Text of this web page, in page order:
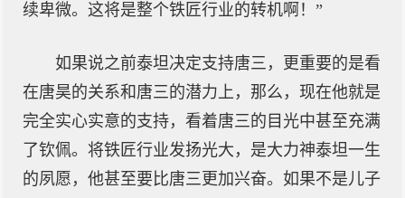
续卑微。这将是整个铁匠行业的转机啊！”
如果说之前泰坦决定支持唐三，更重要的是看
在唐昊的关系和唐三的潜力上，那么，现在他就是
完全实心实意的支持，看着唐三的目光中甚至充满
了钦佩。将铁匠行业发扬光大，是大力神泰坦一生
的夙愿，他甚至要比唐三更加兴奋。如果不是儿子